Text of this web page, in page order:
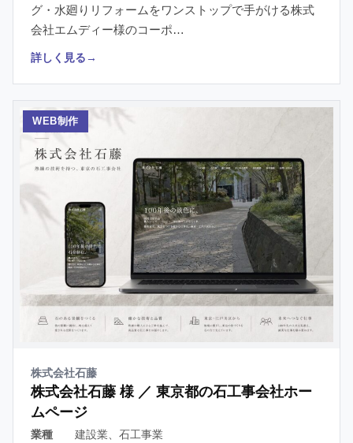
グ・水廻りリフォームをワンストップで手がける株式
会社エムディー様のコーポ…
詳しく見る→
WEB制作
株式会社石藤
株式会社石藤 様 ／ 東京都の石工事会社ホー
ムページ
業種 建設業、石工事業